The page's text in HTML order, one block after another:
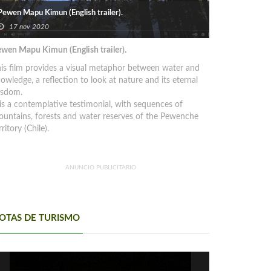
Mapu Kimun (English trailer).
17 nov 2020
Mapu Kimun (English trailer).
film provides a visual metaphor between water and
a reflection to look at nature and its eternal
a contemplative testimonial, with sequences of
forests and water reserves of the Pewenche
(Chile).
ANUNCIO PUBLICITARIO
DE TURISMO